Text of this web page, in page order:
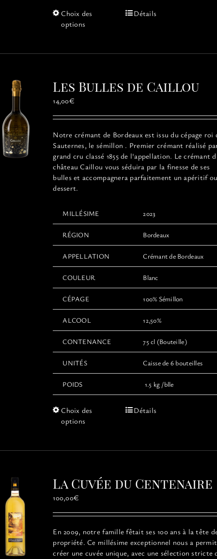
Choix des
options
Ce
variations.
peuvent
sur
la
page
du
produit
Détails
Les Bulles de Caillou
14,00€
Notre crémant de Bordeaux est issu du cépage roi
Sauternes, le sémillon . Premier crémant réalisé
grand cru classé 1855 de l'appellation. Le crémant
château Caillou vous séduira par la finesse de ses
bulles et accompagnera parfaitement un apéritif
dessert.
MILLÉSIME 2023
RÉGION Bordeaux
APPELLATION Crémant de Bordeaux
COULEUR Blanc
CÉPAGE 100% Sémillon
ALCOOL 12,50%
CONTENANCE 75 cl (Bouteille)
UNITÉS Caisse de 6 bouteilles
POIDS 1.5 kg /blle
Choix des
options
Ce
variations.
peuvent
sur
la
page
du
Détails
La Cuvée du Centenaire
100,00€
En 2009, notre famille fêtait ses 100 ans à la tête
propriété. Ce millésime exceptionnel nous a
créer une cuvée unique, avec une sélection stricte